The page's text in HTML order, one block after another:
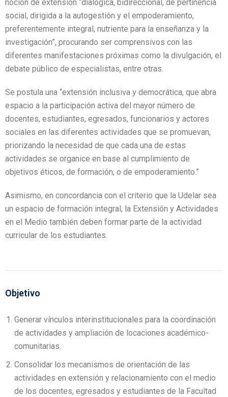
noción de extensión “dialógica, bidireccional, de pertinencia
social, dirigida a la autogestión y el empoderamiento,
preferentemente integral, nutriente para la enseñanza y la
investigación”, procurando ser comprensivos con las
diferentes manifestaciones próximas como la divulgación, el
debate público de especialistas, entre otras.
Se postula una “extensión inclusiva y democrática, que abra
espacio a la participación activa del mayor número de
docentes, estudiantes, egresados, funcionarios y actores
sociales en las diferentes actividades que se promuevan,
priorizando la necesidad de que cada una de estas
actividades se organice en base al cumplimiento de
objetivos éticos, de formación, o de empoderamiento.”
Asimismo, en concordancia con el criterio que la Udelar sea
un espacio de formación integral, la Extensión y Actividades
en el Medio también deben formar parte de la actividad
curricular de los estudiantes.
Objetivo
Generar vínculos interinstitucionales para la coordinación
de actividades y ampliación de locaciones académico-
comunitarias.
Consolidar los mecanismos de orientación de las
actividades en extensión y relacionamiento con el medio
de los docentes, egresados y estudiantes de la Facultad